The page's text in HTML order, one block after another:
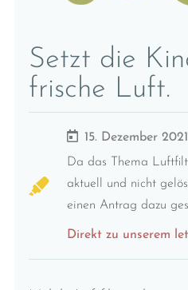
Setzt die
frische Luft.
15. Dezember 2021
Da das Thema
aktuell und nicht
einen Antrag dazu
Direkt zu unserem